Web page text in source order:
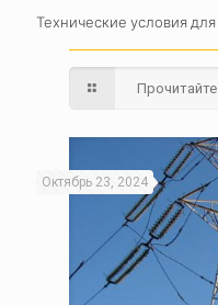
Технические условия
Октябрь 23, 2024